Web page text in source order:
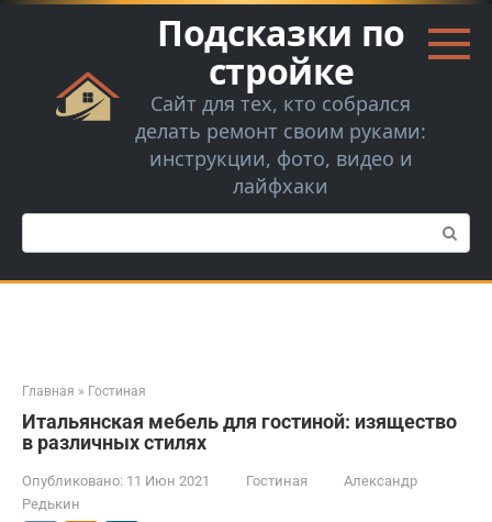
Перейти
Подсказки по
стройке
Сайт для тех, кто собрался
делать ремонт своим руками:
инструкции, фото, видео и
лайфхаки
Поиск:
Главная » Гостиная
Итальянская мебель для гостиной: изящество
в различных стилях
Опубликовано: 11 Июн 2021 Гостиная
Александр
Редькин